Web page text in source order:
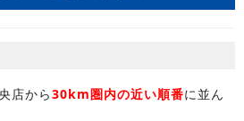
店から30km圏内の近い順番に並ん